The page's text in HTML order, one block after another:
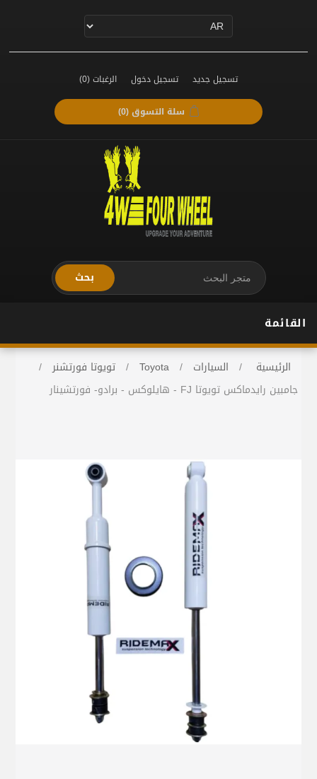
تسجيل جديد تسجيل دخول الرغبات(0)
سلة التسوق(0)
بحث
القائمة
الرئيسية / السيارات /
Toyota
/ تويوتا فورتشنر /
جامبين رايدماكس تويوتا FJ - هايلوكس - برادو- فورتشينار